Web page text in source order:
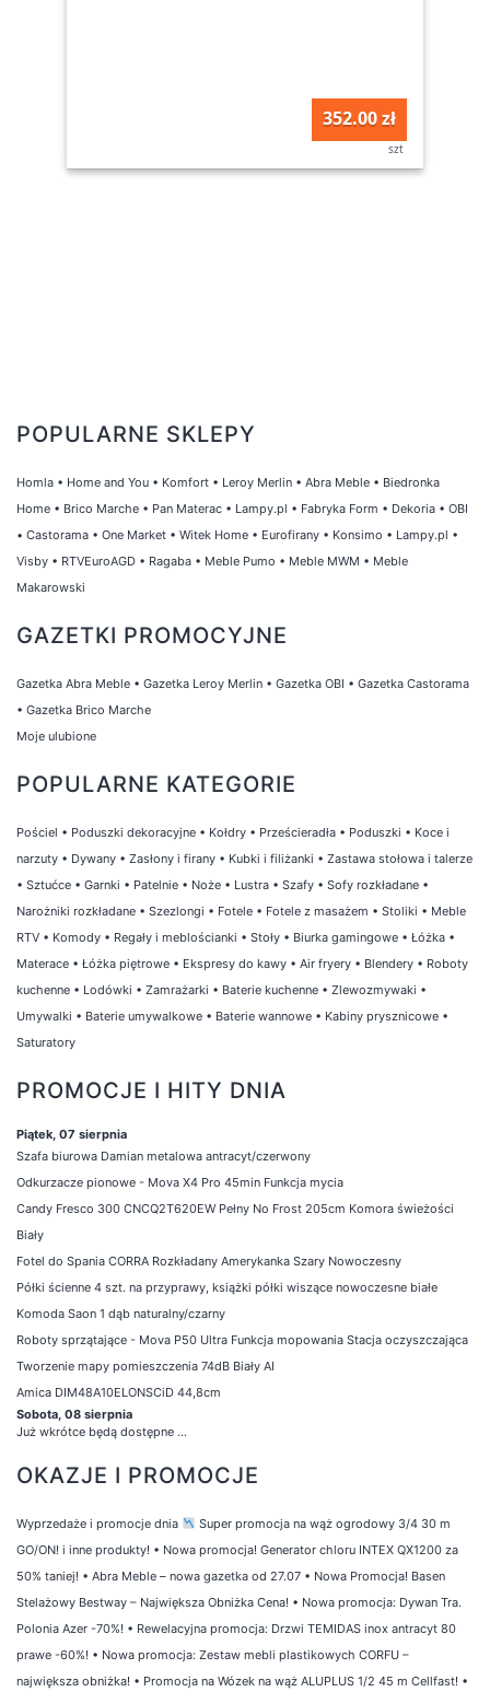
352.00 zł
szt
POPULARNE SKLEPY
Homla • Home and You • Komfort • Leroy Merlin • Abra Meble • Biedronka
Home • Brico Marche • Pan Materac • Lampy.pl • Fabryka Form • Dekoria • OBI
• Castorama • One Market • Witek Home • Eurofirany • Konsimo • Lampy.pl •
Visby • RTVEuroAGD • Ragaba • Meble Pumo • Meble MWM • Meble
Makarowski
GAZETKI PROMOCYJNE
Gazetka Abra Meble • Gazetka Leroy Merlin • Gazetka OBI • Gazetka Castorama
• Gazetka Brico Marche
Moje ulubione
POPULARNE KATEGORIE
Pościel • Poduszki dekoracyjne • Kołdry • Prześcieradła • Poduszki • Koce i
narzuty • Dywany • Zasłony i firany • Kubki i filiżanki • Zastawa stołowa i talerze
• Sztućce • Garnki • Patelnie • Noże • Lustra • Szafy • Sofy rozkładane •
Narożniki rozkładane • Szezlongi • Fotele • Fotele z masażem • Stoliki • Meble
RTV • Komody • Regały i meblościanki • Stoły • Biurka gamingowe • Łóżka •
Materace • Łóżka piętrowe • Ekspresy do kawy • Air fryery • Blendery • Roboty
kuchenne • Lodówki • Zamrażarki • Baterie kuchenne • Zlewozmywaki •
Umywalki • Baterie umywalkowe • Baterie wannowe • Kabiny prysznicowe •
Saturatory
PROMOCJE I HITY DNIA
Piątek, 07 sierpnia
Szafa biurowa Damian metalowa antracyt/czerwony
Odkurzacze pionowe - Mova X4 Pro 45min Funkcja mycia
Candy Fresco 300 CNCQ2T620EW Pełny No Frost 205cm Komora świeżości
Biały
Fotel do Spania CORRA Rozkładany Amerykanka Szary Nowoczesny
Półki ścienne 4 szt. na przyprawy, książki półki wiszące nowoczesne białe
Komoda Saon 1 dąb naturalny/czarny
Roboty sprzątające - Mova P50 Ultra Funkcja mopowania Stacja oczyszczająca
Tworzenie mapy pomieszczenia 74dB Biały AI
Amica DIM48A10ELONSCiD 44,8cm
Sobota, 08 sierpnia
Już wkrótce będą dostępne ...
OKAZJE I PROMOCJE
Wyprzedaże i promocje dnia
Super promocja na wąż ogrodowy 3/4 30 m
GO/ON! i inne produkty! • Nowa promocja! Generator chloru INTEX QX1200 za
50% taniej! • Abra Meble – nowa gazetka od 27.07 • Nowa Promocja! Basen
Stelażowy Bestway – Największa Obniżka Cena! • Nowa promocja: Dywan Tra.
Polonia Azer -70%! • Rewelacyjna promocja: Drzwi TEMIDAS inox antracyt 80
prawe -60%! • Nowa promocja: Zestaw mebli plastikowych CORFU –
największa obniżka! • Promocja na Wózek na wąż ALUPLUS 1/2 45 m Cellfast! •